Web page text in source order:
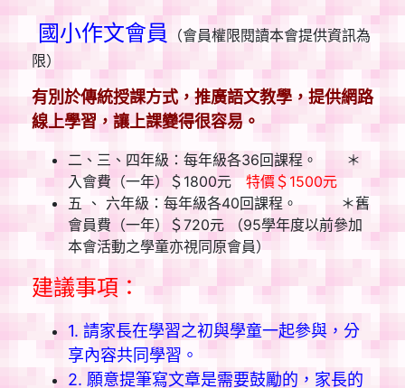
國小作文會員
（會員權限閱讀本會提供資訊為
限）
有別於傳統授課方式，推廣語文教學，提供網路
線上學習，讓上課變得很容易。
二、三、四年級：每年級各36回課程。 ＊
入會費（一年）＄1800元特價＄1500元
五 、 六年級：每年級各40回課程。 ＊舊
會員費（一年）＄720元 （95學年度以前參加
本會活動之學童亦視同原會員）
建議事項：
1. 請家長在學習之初與學童一起參與，分
享內容共同學習。
2. 願意提筆寫文章是需要鼓勵的，家長的